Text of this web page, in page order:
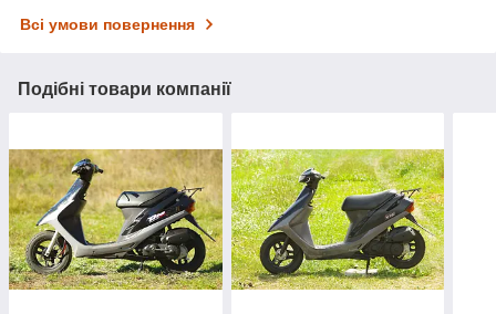
Всі умови повернення
Подібні товари компанії